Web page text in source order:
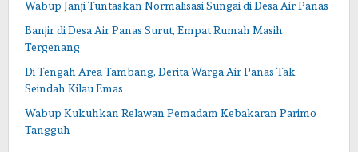
Wabup Janji Tuntaskan Normalisasi Sungai di Desa Air Panas
Banjir di Desa Air Panas Surut, Empat Rumah Masih
Tergenang
Di Tengah Area Tambang, Derita Warga Air Panas Tak
Seindah Kilau Emas
Wabup Kukuhkan Relawan Pemadam Kebakaran Parimo
Tangguh